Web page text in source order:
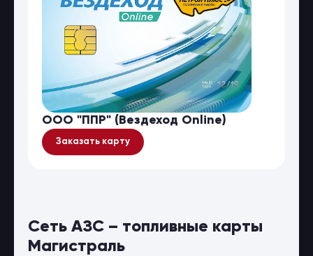
ООО "ППР" (Вездеход Online)
Заказать карту
Сеть АЗС – топливные карты
Магистраль